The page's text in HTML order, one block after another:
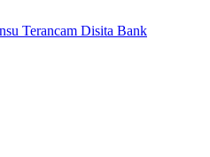
Terancam Disita Bank